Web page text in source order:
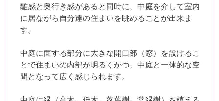
離感と奥行き感があると同時に、中庭を介して室内
に居ながら自分達の住まいを眺めることが出来ま
す。
中庭に面する部分に大きな開口部（窓）を設けるこ
とで住まいの内部が明るくかつ、中庭と一体的な空
間となって広く感じられます。